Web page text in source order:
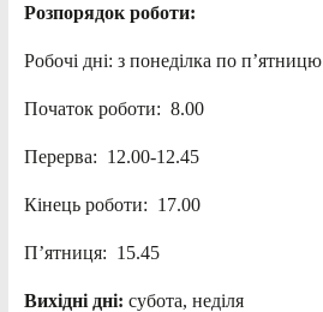
Розпорядок роботи:
Робочі дні: з понеділка по п’ятницю
Початок роботи: 8.00
Перерва: 12.00-12.45
Кінець роботи: 17.00
П’ятниця: 15.45
Вихідні дні: субота, неділя